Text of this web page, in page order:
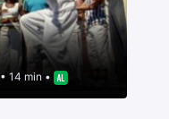
• 14 min •